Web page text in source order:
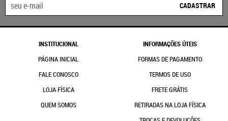
CADASTRAR
INSTITUCIONAL
PÁGINA INICIAL
FALE CONOSCO
LOJA FÍSICA
QUEM SOMOS
INFORMAÇÕES ÚTEIS
FORMAS DE PAGAMENTO
TERMOS DE USO
FRETE GRÁTIS
RETIRADAS NA LOJA FÍSICA